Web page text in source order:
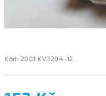
Kód: 2001 KV3204-12